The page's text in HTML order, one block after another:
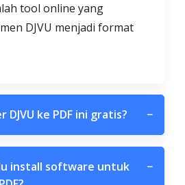
tool online yang
DJVU menjadi format
ke PDF ini gratis? −
install software untuk
−